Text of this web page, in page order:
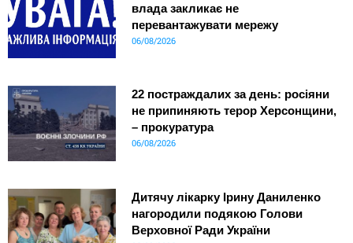
влада закликає не
перевантажувати мережу
06/08/2026
22 постраждалих за день: росіяни
не припиняють терор Херсонщини,
– прокуратура
06/08/2026
Дитячу лікарку Ірину Даниленко
нагородили подякою Голови
Верховної Ради України